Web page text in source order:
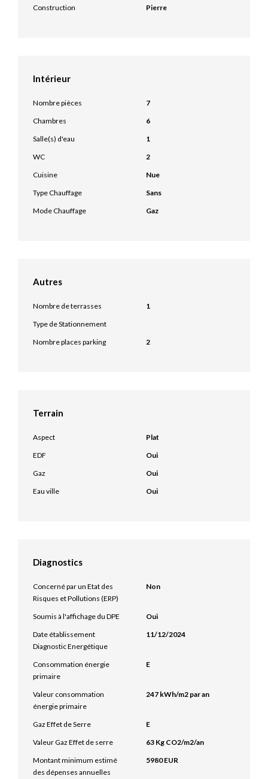
Construction Pierre
Intérieur
Nombre pièces
7
Chambres
6
Salle(s) d'eau
1
WC
2
Cuisine
Nue
Type Chauffage
Sans
Mode Chauffage
Gaz
Autres
Nombre de terrasses
1
Type de Stationnement
Nombre places parking
2
Terrain
Aspect
Plat
EDF
Oui
Gaz
Oui
Eau ville
Oui
Diagnostics
Concerné par un Etat des
Risques et Pollutions (ERP)
Non
Soumis à l'affichage du DPE
Oui
Date établissement
Diagnostic Energétique
11/12/2024
Consommation énergie
primaire
E
Valeur consommation
énergie primaire
247 kWh/m2 par an
Gaz Effet de Serre
E
Valeur Gaz Effet de serre
63 Kg CO2/m2/an
Montant minimum estimé
des dépenses annuelles
5980 EUR